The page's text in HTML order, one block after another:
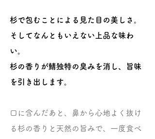
杉で包むことによる見た目の美しさ。
そしてなんともいえない上品な味わ
い。
杉の香りが鯖独特の臭みを消し、旨味
を引き出します。
口に含んだあと、鼻から心地よく抜け
る杉の香りと天然の旨みで、一度食べ